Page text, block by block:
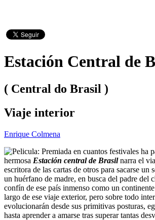
Estación Central de
( Central do Brasil )
Viaje interior
Enrique Colmena
Premiada en cuantos festivales ha
hermosa Estación central de Brasilnarra el
escritora de las cartas de otros para sacarse un
un huérfano de madre, en busca del padre del
confín de ese país inmenso como un
largo de ese viaje exterior, pero sobre todo
evolucionarán desde sus primitivas posturas,
hasta aprender a amarse tras superar tantas